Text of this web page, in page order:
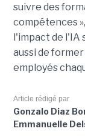
suivre des
compétences
l'impact de l'IA
aussi de
employés
Article rédigé par
Gonzalo Diaz
Emmanuelle